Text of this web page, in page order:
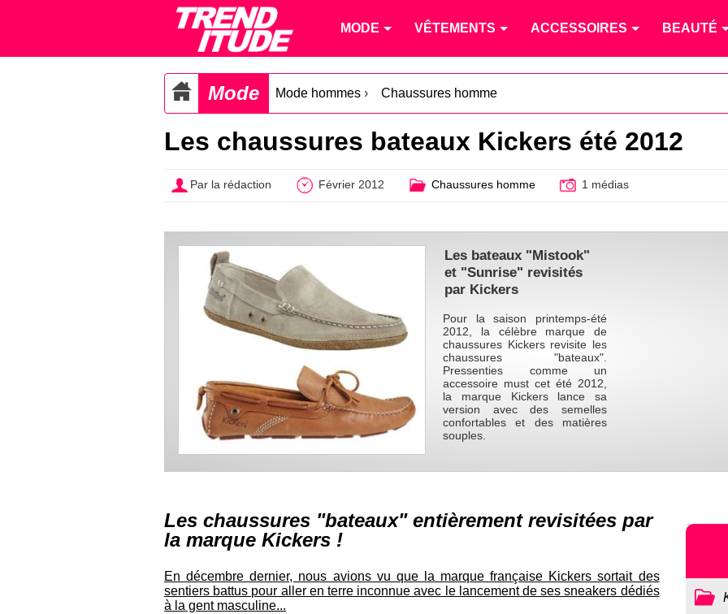
MODE VÊTEMENTS ACCESSOIRES BEAUTÉ
Mode Mode hommes › Chaussures homme
Les chaussures bateaux Kickers été 2012
Par la rédaction Février 2012 Chaussures homme 1 médias
Les bateaux "Mistook"
et "Sunrise" revisités
par Kickers
Pour la saison printemps-été
2012, la célèbre marque de
chaussures Kickers revisite les
chaussures "bateaux".
Pressenties comme un
accessoire must cet été 2012,
la marque Kickers lance sa
version avec des semelles
confortables et des matières
souples.
Les chaussures "bateaux" entièrement revisitées par
la marque Kickers !
En décembre dernier, nous avions vu que la marque française Kickers sortait des
sentiers battus pour aller en terre inconnue avec le lancement de ses sneakers dédiés
à la gent masculine...